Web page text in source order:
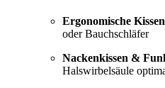
Ergonomische Kissen
oder Bauchschläfer
Nackenkissen &
Halswirbelsäule